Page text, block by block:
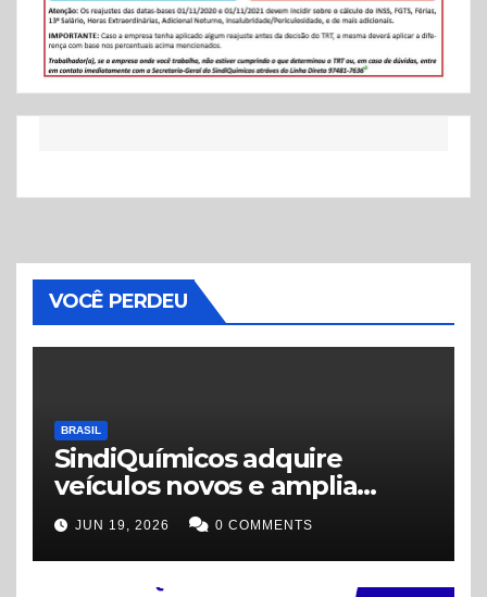
VOCÊ PERDEU
BRASIL
SindiQuímicos adquire
veículos novos e amplia
estrutura para atender
trabalhadores
JUN 19, 2026 0 COMMENTS